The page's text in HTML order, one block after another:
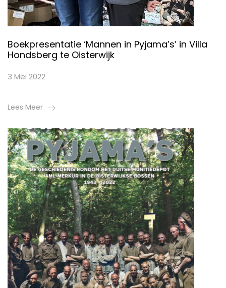
Boekpresentatie ‘Mannen in Pyjama’s’ in Villa
Hondsberg te Oisterwijk
3 Mei 2022
Lees Meer